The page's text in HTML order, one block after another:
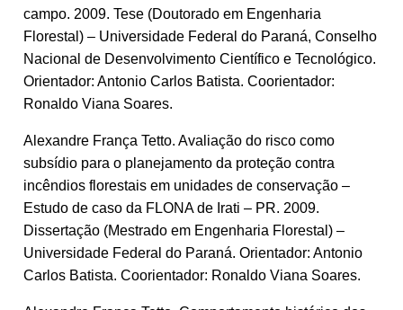
campo. 2009. Tese (Doutorado em Engenharia
Florestal) – Universidade Federal do Paraná, Conselho
Nacional de Desenvolvimento Científico e Tecnológico.
Orientador: Antonio Carlos Batista. Coorientador:
Ronaldo Viana Soares.
Alexandre França Tetto. Avaliação do risco como
subsídio para o planejamento da proteção contra
incêndios florestais em unidades de conservação –
Estudo de caso da FLONA de Irati – PR. 2009.
Dissertação (Mestrado em Engenharia Florestal) –
Universidade Federal do Paraná. Orientador: Antonio
Carlos Batista. Coorientador: Ronaldo Viana Soares.